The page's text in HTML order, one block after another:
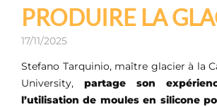
CONSEILS
CONTACTS
LOGIN
PRODUIRE LA
17/11/2025
Stefano Tarquinio, maître glacier à la
University, partage son
l’utilisation de moules en silicone